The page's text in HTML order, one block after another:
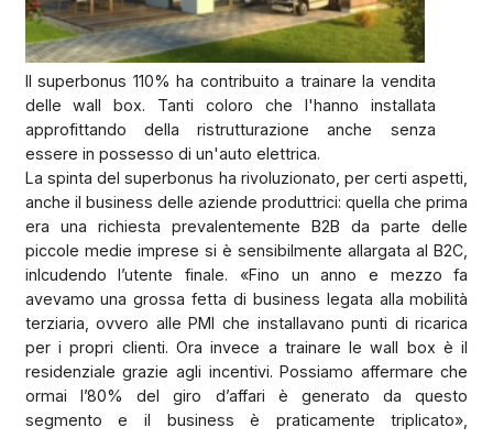
Il superbonus 110% ha contribuito a trainare la vendita
delle wall box. Tanti coloro che l'hanno installata
approfittando della ristrutturazione anche senza
essere in possesso di un'auto elettrica.
La spinta del superbonus ha rivoluzionato, per certi aspetti,
anche il business delle aziende produttrici: quella che prima
era una richiesta prevalentemente B2B da parte delle
piccole medie imprese si è sensibilmente allargata al B2C,
inlcudendo l’utente finale. «Fino un anno e mezzo fa
avevamo una grossa fetta di business legata alla mobilità
terziaria, ovvero alle PMI che installavano punti di ricarica
per i propri clienti. Ora invece a trainare le wall box è il
residenziale grazie agli incentivi. Possiamo affermare che
ormai l’80% del giro d’affari è generato da questo
segmento e il business è praticamente triplicato»,